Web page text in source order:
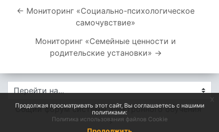
← Мониторинг «Социально-психологическое
самочувствие»
Мониторинг «Семейные ценности и
родительские установки» →
Перейти на...
Общий форум системы электронного обучения
→
Продолжая просматривать этот сайт, Вы соглашаетесь с нашими
политиками:
Политика использования файлов Cookie
x